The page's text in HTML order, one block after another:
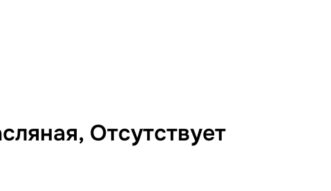
Отсутствует